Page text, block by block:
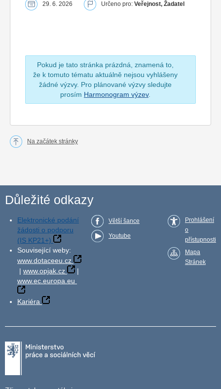
29. 6. 2026 Určeno pro: Veřejnost, Žadatel
Pokud je tato stránka prázdná, znamená to,
že k tomuto tématu aktuálně nejsou vyhlášeny
žádné výzvy. Pro plánované výzvy sledujte
prosím Harmonogram výzev.
Na začátek stránky
Důležité odkazy
Elektronické podání
žádosti o podporu
(IS KP21+)
Související weby:
www.dotaceeu.cz
| www.opjak.cz
|
www.ec.europa.eu
Kariéra
Větší šance
Youtube
Prohlášení
o
přístupnosti
Mapa
Stránek